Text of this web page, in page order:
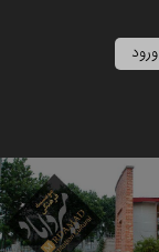
ورود